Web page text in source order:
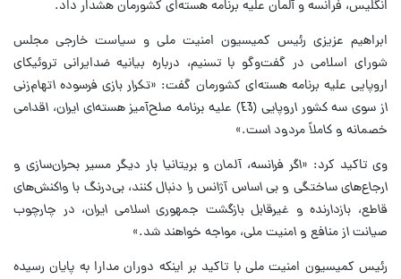
انگلیس، فرانسه و آلمان علیه برنامه هسته‌ای کشورمان هشدار داد.
ابراهیم عزیزی رئیس کمیسیون امنیت ملی و سیاست خارجی مجلس
شورای اسلامی در گفت‌وگو با تسنیم، درباره بیانیه ضدایرانی تروئیکای
اروپایی علیه برنامه هسته‌ای کشورمان گفت: «تکرار بازی فرسوده اتهام‌زنی
از سوی سه کشور اروپایی (E3) علیه برنامه صلح‌آمیز هسته‌ای ایران، اقدامی
خصمانه و کاملاً مردود است.»
وی تاکید کرد: «اگر فرانسه، آلمان و بریتانیا بار دیگر مسیر بحران‌سازی و
ارجاع‌های ساختگی و بی اساس آژانس را دنبال کنند، بی‌درنگ با واکنش‌های
قاطع، بازدارنده و غیرقابل بازگشت جمهوری اسلامی ایران، در چارچوب
صیانت از منافع و امنیت ملی، مواجه خواهند شد.»
رئیس کمیسیون امنیت ملی با تاکید بر اینکه دوران مدارا به پایان رسیده